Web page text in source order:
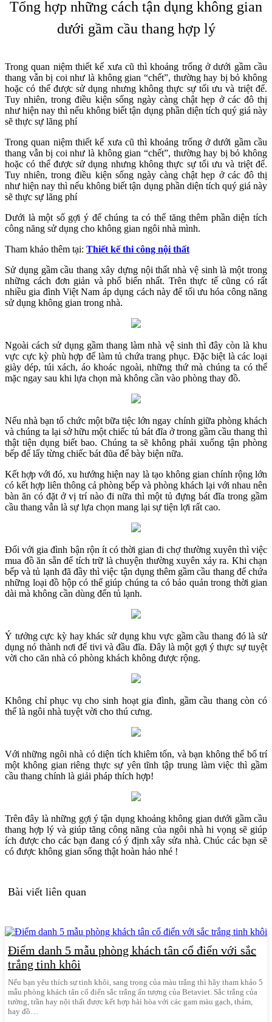
Tổng hợp những cách tận dụng không gian
dưới gầm cầu thang hợp lý
Trong quan niệm thiết kế xưa cũ thì khoảng trống ở dưới gầm cầu
thang vẫn bị coi như là không gian “chết”, thường hay bị bỏ không
hoặc có thể được sử dụng nhưng không thực sự tối ưu và triệt để.
Tuy nhiên, trong điều kiện sống ngày càng chật hẹp ở các đô thị
như hiện nay thì nếu không biết tận dụng phần diện tích quý giá này
sẽ thực sự lãng phí
Trong quan niệm thiết kế xưa cũ thì khoảng trống ở dưới gầm cầu
thang vẫn bị coi như là không gian “chết”, thường hay bị bỏ không
hoặc có thể được sử dụng nhưng không thực sự tối ưu và triệt để.
Tuy nhiên, trong điều kiện sống ngày càng chật hẹp ở các đô thị
như hiện nay thì nếu không biết tận dụng phần diện tích quý giá này
sẽ thực sự lãng phí
Dưới là một số gợi ý để chúng ta có thể tăng thêm phần diện tích
công năng sử dụng cho không gian ngôi nhà mình.
Tham khảo thêm tại: Thiết kế thi công nội thất
Sử dụng gầm cầu thang xây dựng nội thất nhà vệ sinh là một trong
những cách đơn giản và phổ biến nhất. Trên thực tế cũng có rất
nhiều gia đình Việt Nam áp dụng cách này để tối ưu hóa công năng
sử dụng không gian trong nhà.
Ngoài cách sử dụng gầm thang làm nhà vệ sinh thì đây còn là khu
vực cực kỳ phù hợp để làm tủ chứa trang phục. Đặc biệt là các loại
giày dép, túi xách, áo khoác ngoài, những thứ mà chúng ta có thể
mặc ngay sau khi lựa chọn mà không cần vào phòng thay đồ.
Nếu nhà bạn tổ chức một bữa tiệc lớn ngay chính giữa phòng khách
và chúng ta lại sở hữu một chiếc tủ bát đĩa ở trong gầm cầu thang thì
thật tiện dụng biết bao. Chúng ta sẽ không phải xuống tận phòng
bếp để lấy từng chiếc bát đũa để bày biện nữa.
Kết hợp với đó, xu hướng hiện nay là tạo không gian chính rộng lớn
có kết hợp liên thông cả phòng bếp và phòng khách lại với nhau nên
bàn ăn có đặt ở vị trí nào đi nữa thì một tủ đựng bát đĩa trong gầm
cầu thang vẫn là sự lựa chọn mang lại sự tiện lợi rất cao.
Đối với gia đình bận rộn ít có thời gian đi chợ thường xuyên thì việc
mua đồ ăn sẵn để tích trữ là chuyện thường xuyên xảy ra. Khi chạn
bếp và tủ lạnh đã đầy thì việc tận dụng thêm gầm cầu thang để chứa
những loại đồ hộp có thể giúp chúng ta có bảo quản trong thời gian
dài mà không cần dùng đến tủ lạnh.
Ý tưởng cực kỳ hay khác sử dụng khu vực gầm cầu thang đó là sử
dụng nó thành nơi để tivi và đầu đĩa. Đây là một gợi ý thực sự tuyệt
vời cho căn nhà có phòng khách không được rộng.
Không chỉ phục vụ cho sinh hoạt gia đình, gầm cầu thang còn có
thể là ngôi nhà tuyệt vời cho thú cưng.
Với những ngôi nhà có diện tích khiêm tốn, và bạn không thể bố trí
một không gian riêng thực sự yên tĩnh tập trung làm việc thì gầm
cầu thang chính là giải pháp thích hợp!
Trên đây là những gợi ý tận dụng khoảng không gian dưới gầm cầu
thang hợp lý và giúp tăng công năng của ngôi nhà hi vọng sẽ giúp
ích được cho các bạn đang có ý định xây sửa nhà. Chúc các bạn sẽ
có được không gian sống thật hoàn hảo nhé !
Bài viết liên quan
Điểm danh 5 mẫu phòng khách tân cổ điển với sắc
trắng tinh khôi
Nếu bạn yêu thích sự tinh khôi, sang trọng của màu trắng thì hãy tham khảo 5
mẫu phòng khách tân cổ điển sắc trắng ấn tượng của Betaviet. Sắc trắng của
tường, trần hay nội thất được kết hợp hài hòa với các gam màu gạch, thảm,
hay đồ…